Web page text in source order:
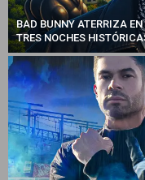
BAD BUNNY ATERRIZA
TRES NOCHES